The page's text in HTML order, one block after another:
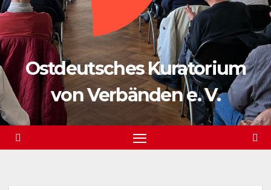
Ostdeutsches Kuratorium
von Verbänden e. V.